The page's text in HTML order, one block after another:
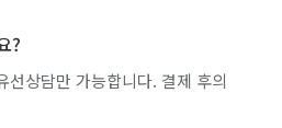
?
선상담만 가능합니다. 결제 후의